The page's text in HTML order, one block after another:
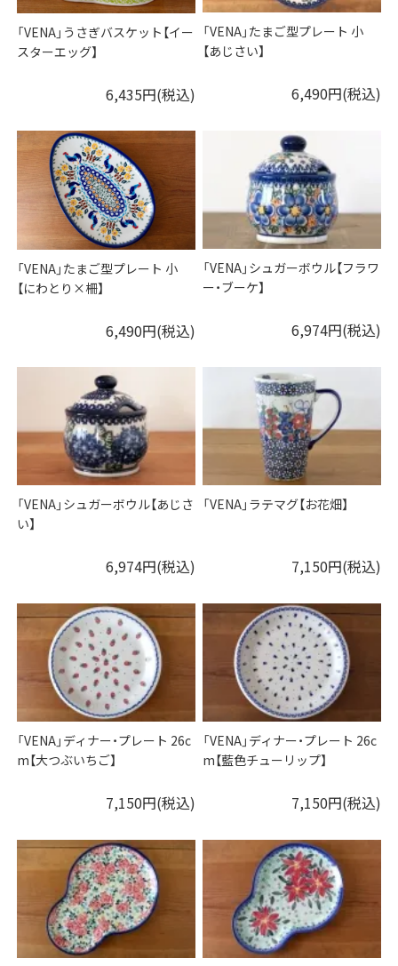
「VENA」うさぎバスケット【イー
スターエッグ】
6,435円(税込)
「VENA」たまご型プレート 小
【あじさい】
6,490円(税込)
「VENA」たまご型プレート 小
【にわとり×柵】
6,490円(税込)
「VENA」シュガーボウル【フラワ
ー・ブーケ】
6,974円(税込)
「VENA」シュガーボウル【あじさ
い】
6,974円(税込)
「VENA」ラテマグ【お花畑】
7,150円(税込)
「VENA」ディナー・プレート 26c
m【大つぶいちご】
7,150円(税込)
「VENA」ディナー・プレート 26c
m【藍色チューリップ】
7,150円(税込)